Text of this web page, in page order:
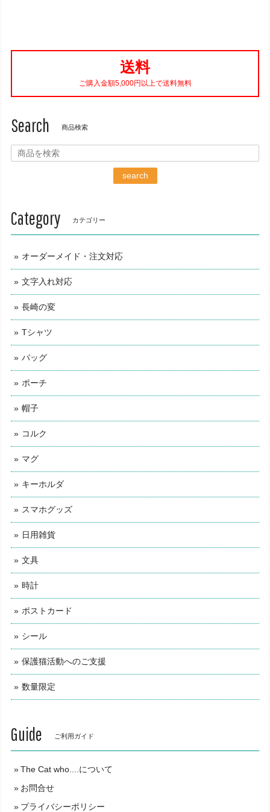
送料
ご購入金額5,000円以上で送料無料
Search 商品検索
search
Category カテゴリー
オーダーメイド・注文対応
文字入れ対応
長崎の変
Tシャツ
バッグ
ポーチ
帽子
コルク
マグ
キーホルダ
スマホグッズ
日用雑貨
文具
時計
ポストカード
シール
保護猫活動へのご支援
数量限定
Guide ご利用ガイド
The Cat who....について
お問合せ
プライバシーポリシー